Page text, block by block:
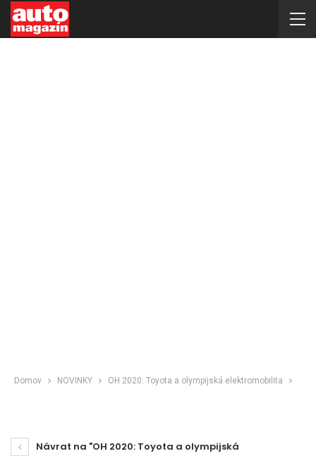
Domov NOVINKY OH 2020: Toyota a olympijská elektromobilita
Návrat na "OH 2020: Toyota a olympijská